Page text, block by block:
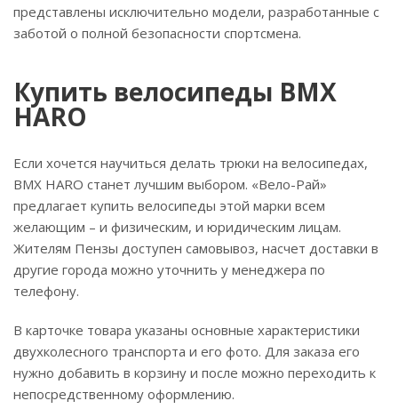
представлены исключительно модели, разработанные с
заботой о полной безопасности спортсмена.
Купить велосипеды BMX
HARO
Если хочется научиться делать трюки на велосипедах,
BMX HARO станет лучшим выбором. «Вело-Рай»
предлагает купить велосипеды этой марки всем
желающим – и физическим, и юридическим лицам.
Жителям Пензы доступен самовывоз, насчет доставки в
другие города можно уточнить у менеджера по
телефону.
В карточке товара указаны основные характеристики
двухколесного транспорта и его фото. Для заказа его
нужно добавить в корзину и после можно переходить к
непосредственному оформлению.